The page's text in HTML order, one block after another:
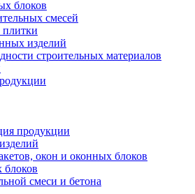
блоков
смесей
изделий
строительных материалов
продукции
окон и оконных блоков
смеси и бетона